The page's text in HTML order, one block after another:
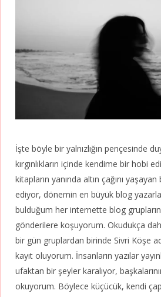
İşte böyle bir yalnızlığın pençesinde
kırgınlıkların içinde kendime bir hobi
kitapların yanında altın çağını
ediyor, dönemin en büyük blog
bulduğum her internette blog
gönderilere koşuyorum. Okudukça
bir gün gruplardan birinde Sivri Köşe
kayıt oluyorum. İnsanların yazılar
ufaktan bir şeyler karalıyor,
okuyorum. Böylece küçücük, kendi